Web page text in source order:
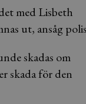
med Lisbeth
ut, ansåg
skadas om
skada för den